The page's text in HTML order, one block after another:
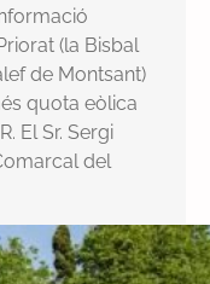
(la Bisbal
de Montsant)
quota eòlica
El Sr. Sergi
del